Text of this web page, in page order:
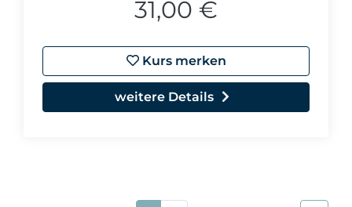
31,00 €
Kurs merken
weitere Details